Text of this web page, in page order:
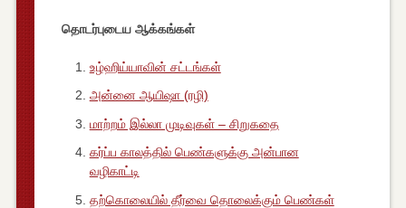
தொடர்புடைய ஆக்கங்கள்
உழ்ஹிய்யாவின் சட்டங்கள்
அன்னை ஆயிஷா (ரழி)
மாற்றம் இல்லா முடிவுகள் – சிறுகதை
கர்ப்ப காலத்தில் பெண்களுக்கு அன்பான
வழிகாட்டி
தற்கொலையில் தீர்வை தொலைக்கும் பெண்கள்